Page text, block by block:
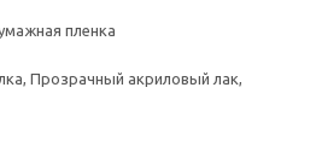
пленка
Прозрачный акриловый лак,